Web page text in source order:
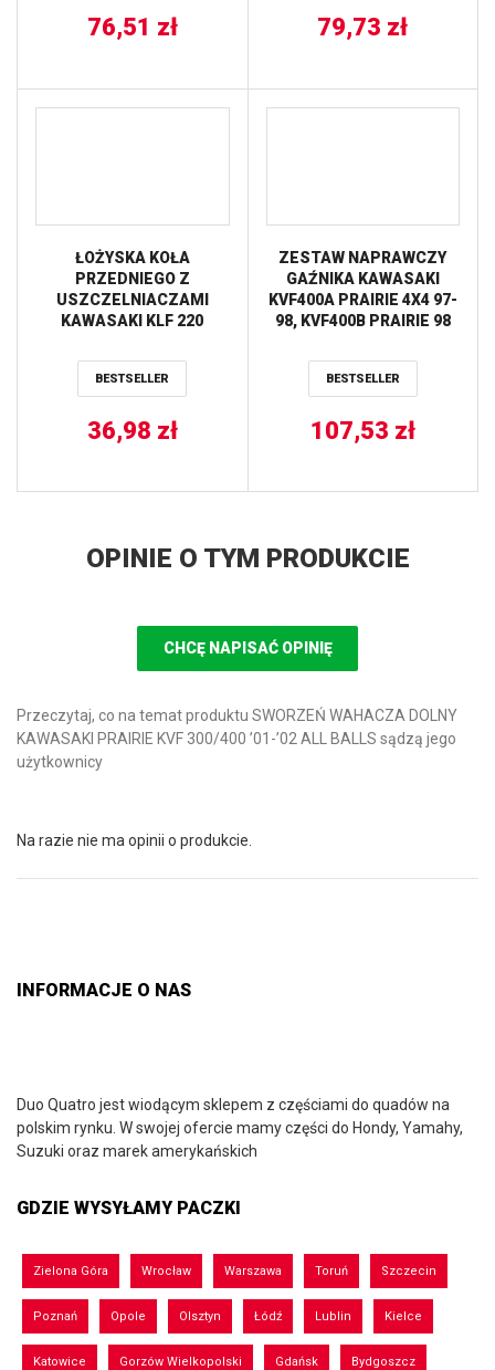
76,51 zł 79,73 zł
ŁOŻYSKA KOŁA
PRZEDNIEGO Z
USZCZELNIACZAMI
KAWASAKI KLF 220
BAYOU ’03-’11 ALL BALLS
BESTSELLER
36,98 zł
ZESTAW NAPRAWCZY
GAŹNIKA KAWASAKI
KVF400A PRAIRIE 4X4 97-
98, KVF400B PRAIRIE 98
BESTSELLER
107,53 zł
OPINIE O TYM PRODUKCIE
CHCĘ NAPISAĆ OPINIĘ
Przeczytaj, co na temat produktu SWORZEŃ WAHACZA DOLNY
KAWASAKI PRAIRIE KVF 300/400 ’01-’02 ALL BALLS sądzą jego
użytkownicy
Na razie nie ma opinii o produkcie.
INFORMACJE O NAS
Duo Quatro jest wiodącym sklepem z częściami do quadów na
polskim rynku. W swojej ofercie mamy części do Hondy, Yamahy,
Suzuki oraz marek amerykańskich
GDZIE WYSYŁAMY PACZKI
Zielona Góra Wrocław Warszawa Toruń Szczecin
Poznań Opole Olsztyn Łódź Lublin Kielce
Katowice Gorzów Wielkopolski Gdańsk Bydgoszcz